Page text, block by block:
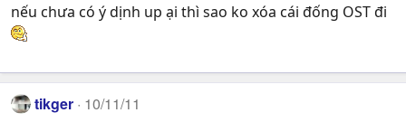
nếu chưa có ý dịnh up ại thì sao ko xóa cái đống OST đi
tikger 10/11/11